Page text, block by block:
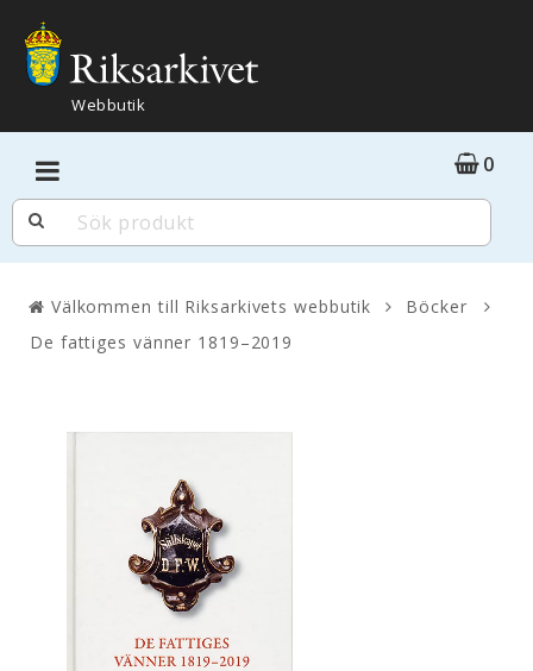
Webbutik
0
Böcker
De fattiges vänner 1819–2019